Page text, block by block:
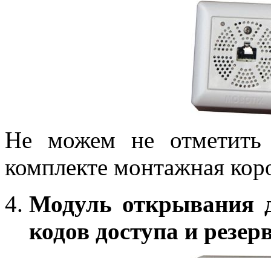
Не можем не отметить
комплекте монтажная
Модуль открывания
кодов доступа и